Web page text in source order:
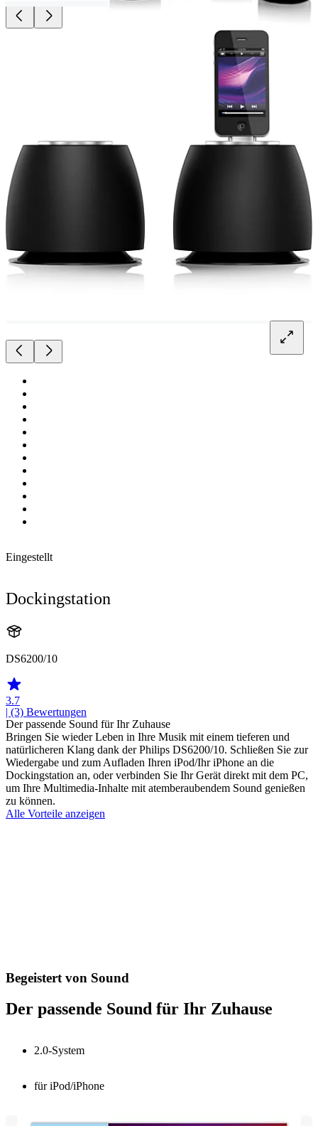
Eingestellt
Dockingstation
DS6200/10
3.7
| (3) Bewertungen
Der passende Sound für Ihr Zuhause
Bringen Sie wieder Leben in Ihre Musik mit einem tieferen und
natürlicheren Klang dank der Philips DS6200/10. Schließen Sie zur
Wiedergabe und zum Aufladen Ihren iPod/Ihr iPhone an die
Dockingstation an, oder verbinden Sie Ihr Gerät direkt mit dem PC,
um Ihre Multimedia-Inhalte mit atemberaubendem Sound genießen
zu können.
Alle Vorteile anzeigen
Begeistert von Sound
Der passende Sound für Ihr Zuhause
2.0-System
für iPod/iPhone